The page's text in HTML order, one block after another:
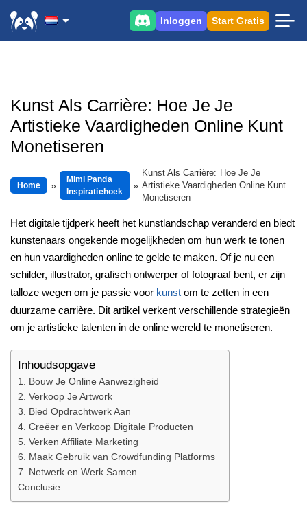
Inloggen Start Gratis
Kunst Als Carrière: Hoe Je Je
Artistieke Vaardigheden Online Kunt
Monetiseren
Home
Mimi Panda
Inspiratiehoek
Kunst Als Carrière: Hoe Je Je
Artistieke Vaardigheden Online Kunt
Monetiseren
Het digitale tijdperk heeft het kunstlandschap veranderd en biedt
kunstenaars ongekende mogelijkheden om hun werk te tonen
en hun vaardigheden online te gelde te maken. Of je nu een
schilder, illustrator, grafisch ontwerper of fotograaf bent, er zijn
talloze wegen om je passie voor kunst om te zetten in een
duurzame carrière. Dit artikel verkent verschillende strategieën
om je artistieke talenten in de online wereld te monetiseren.
Inhoudsopgave
1. Bouw Je Online Aanwezigheid
2. Verkoop Je Artwork
3. Bied Opdrachtwerk Aan
4. Creëer en Verkoop Digitale Producten
5. Verken Affiliate Marketing
6. Maak Gebruik van Crowdfunding Platforms
7. Netwerk en Werk Samen
Conclusie